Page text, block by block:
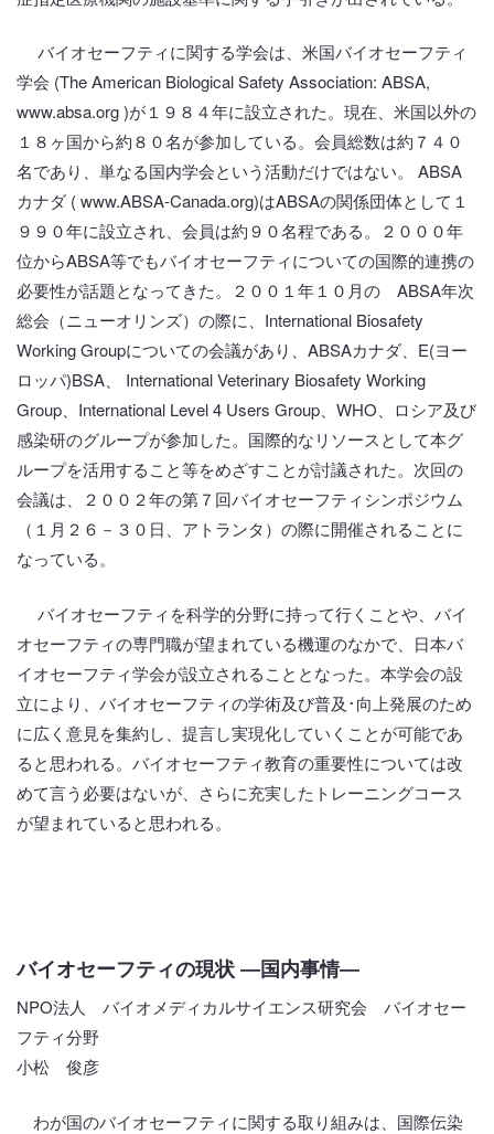
バイオセーフティに関する学会は、米国バイオセーフティ
学会 (The American Biological Safety Association: ABSA,
www.absa.org )が１９８４年に設立された。現在、米国以外の
１８ヶ国から約８０名が参加している。会員総数は約７４０
名であり、単なる国内学会という活動だけではない。 ABSA
カナダ ( www.ABSA-Canada.org)はABSAの関係団体として１
９９０年に設立され、会員は約９０名程である。２０００年
位からABSA等でもバイオセーフティについての国際的連携の
必要性が話題となってきた。２００１年１０月の ABSA年次
総会（ニューオリンズ）の際に、International Biosafety
Working Groupについての会議があり、ABSAカナダ、E(ヨー
ロッパ)BSA、 International Veterinary Biosafety Working
Group、International Level 4 Users Group、WHO、ロシア及び
感染研のグループが参加した。国際的なリソースとして本グ
ループを活用すること等をめざすことが討議された。次回の
会議は、２００２年の第７回バイオセーフティシンポジウム
（１月２６－３０日、アトランタ）の際に開催されることに
なっている。
バイオセーフティを科学的分野に持って行くことや、バイ
オセーフティの専門職が望まれている機運のなかで、日本バ
イオセーフティ学会が設立されることとなった。本学会の設
立により、バイオセーフティの学術及び普及･向上発展のため
に広く意見を集約し、提言し実現化していくことが可能であ
ると思われる。バイオセーフティ教育の重要性については改
めて言う必要はないが、さらに充実したトレーニングコース
が望まれていると思われる。
バイオセーフティの現状 ―国内事情―
NPO法人 バイオメディカルサイエンス研究会 バイオセー
フティ分野
小松 俊彦
わが国のバイオセーフティに関する取り組みは、国際伝染